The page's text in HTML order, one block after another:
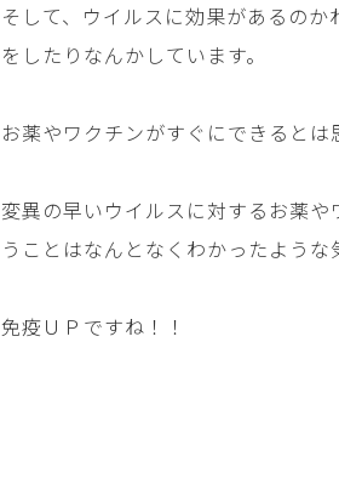
そして、ウイルスに効果があるの
をしたりなんかしています。
お薬やワクチンがすぐにできるとは
変異の早いウイルスに対するお薬
うことはなんとなくわかったような
免疫ＵＰですね！！